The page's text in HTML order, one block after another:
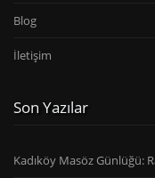
Blog
İletişim
Son Yazılar
Kadıköy Masöz Günlüğü: